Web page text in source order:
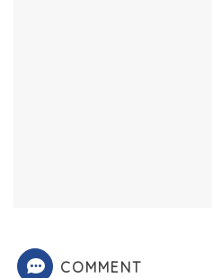
COMMENT